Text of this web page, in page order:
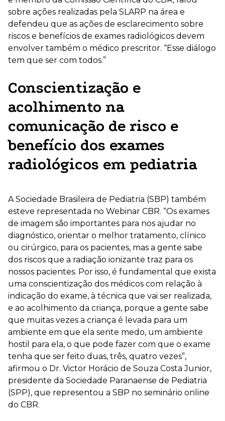
sobre ações realizadas pela SLARP na área e
defendeu que as ações de esclarecimento sobre
riscos e benefícios de exames radiológicos devem
envolver também o médico prescritor. “Esse diálogo
tem que ser com todos.”
Conscientização e
acolhimento na
comunicação de risco e
benefício dos exames
radiológicos em pediatria
A Sociedade Brasileira de Pediatria (SBP) também
esteve representada no Webinar CBR. “Os exames
de imagem são importantes para nos ajudar no
diagnóstico, orientar o melhor tratamento, clínico
ou cirúrgico, para os pacientes, mas a gente sabe
dos riscos que a radiação ionizante traz para os
nossos pacientes. Por isso, é fundamental que exista
uma conscientização dos médicos com relação à
indicação do exame, à técnica que vai ser realizada,
e ao acolhimento da criança, porque a gente sabe
que muitas vezes a criança é levada para um
ambiente em que ela sente medo, um ambiente
hostil para ela, o que pode fazer com que o exame
tenha que ser feito duas, três, quatro vezes”,
afirmou o Dr. Victor Horácio de Souza Costa Junior,
presidente da Sociedade Paranaense de Pediatria
(SPP), que representou a SBP no seminário online
do CBR.